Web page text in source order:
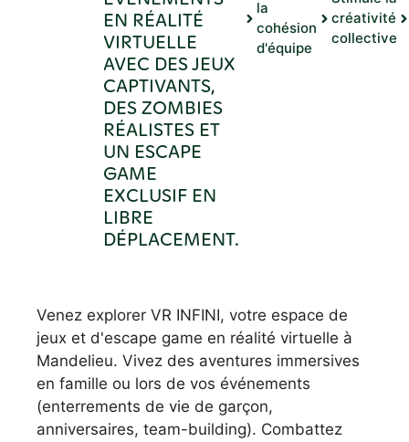
EN RÉALITÉ
VIRTUELLE
AVEC DES JEUX
CAPTIVANTS,
DES ZOMBIES
RÉALISTES ET
UN ESCAPE
GAME
EXCLUSIF EN
LIBRE
DÉPLACEMENT.
la
cohésion
d'équipe
créativité
collective
Venez explorer VR INFINI, votre espace de
jeux et d'escape game en réalité virtuelle à
Mandelieu. Vivez des aventures immersives
en famille ou lors de vos événements
(enterrements de vie de garçon,
anniversaires, team-building). Combattez